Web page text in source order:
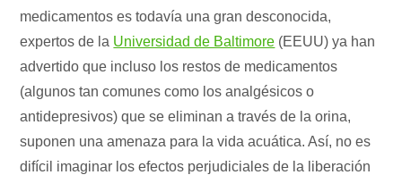
medicamentos es todavía una gran desconocida,
expertos de la Universidad de Baltimore (EEUU) ya han
advertido que incluso los restos de medicamentos
(algunos tan comunes como los analgésicos o
antidepresivos) que se eliminan a través de la orina,
suponen una amenaza para la vida acuática. Así, no es
difícil imaginar los efectos perjudiciales de la liberación